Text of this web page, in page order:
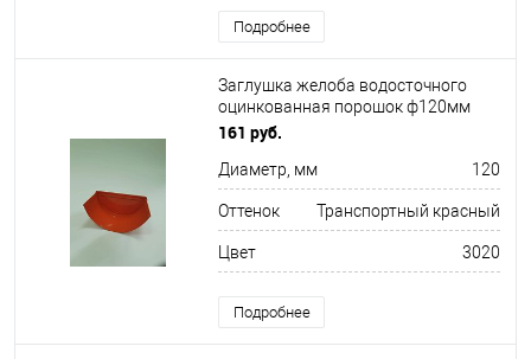
Подробнее
Заглушка желоба водосточного
оцинкованная порошок ф120мм
RAL 3020
161 руб.
Диаметр, мм 120
Оттенок Транспортный красный
Цвет 3020
Подробнее